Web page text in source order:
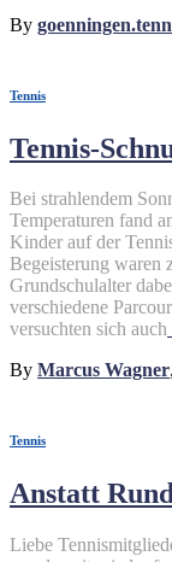
By
Tennis
Tennis-
Bei strahlendem
Temperaturen fand
Kinder auf der
Begeisterung waren
Grundschulalter
verschiedene
versuchten sich auch
By Marcus Wagner,
Tennis
Anstatt
Liebe